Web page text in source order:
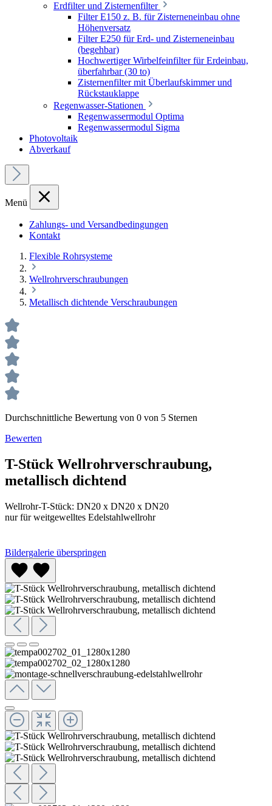
Erdfilter und Zisternenfilter
Filter E150 z. B. für Zisterneneinbau ohne
Höhenversatz
Filter E250 für Erd- und Zisterneneinbau
(begehbar)
Hochwertiger Wirbelfeinfilter für Erdeinbau,
überfahrbar (30 to)
Zisternenfilter mit Überlaufskimmer und
Rückstauklappe
Regenwasser-Stationen
Regenwassermodul Optima
Regenwassermodul Sigma
Photovoltaik
Abverkauf
Menü
Zahlungs- und Versandbedingungen
Kontakt
Flexible Rohrsysteme
Wellrohrverschraubungen
Metallisch dichtende Verschraubungen
Durchschnittliche Bewertung von 0 von 5 Sternen
Bewerten
T-Stück Wellrohrverschraubung,
metallisch dichtend
Wellrohr-T-Stück: DN20 x DN20 x DN20
nur für weitgewelltes Edelstahlwellrohr
Bildergalerie überspringen